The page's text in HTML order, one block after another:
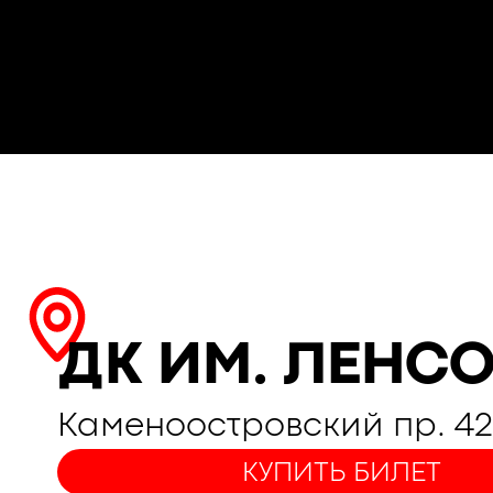
ДК ИМ.
Каменоостровский пр.
КУПИТЬ БИЛЕТ